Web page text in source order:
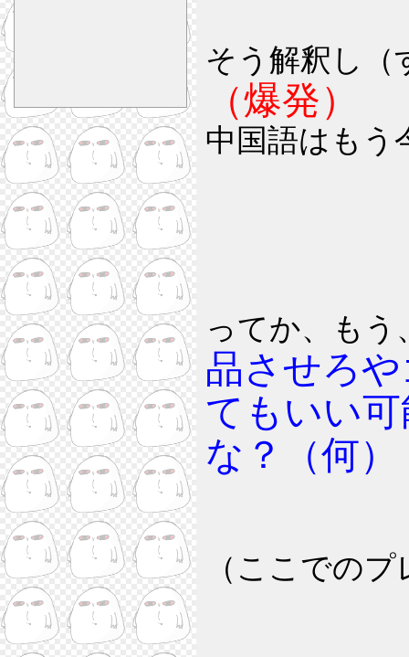
そう解釈し（
（爆発）
中国語はもう
ってか、もう
品させろ
てもいい
な？（何）
（ここでの